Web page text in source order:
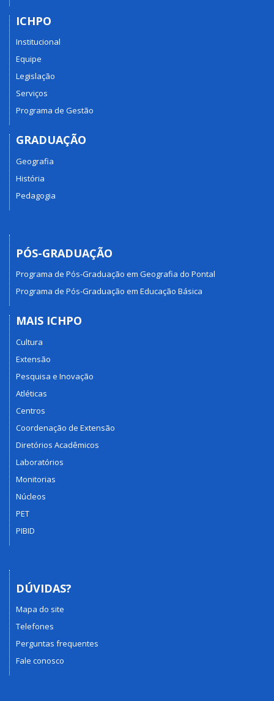
ICHPO
Institucional
Equipe
Legislação
Serviços
Programa de Gestão
GRADUAÇÃO
Geografia
História
Pedagogia
PÓS-GRADUAÇÃO
Programa de Pós-Graduação em Geografia do Pontal
Programa de Pós-Graduação em Educação Básica
MAIS ICHPO
Cultura
Extensão
Pesquisa e Inovação
Atléticas
Centros
Coordenação de Extensão
Diretórios Acadêmicos
Laboratórios
Monitorias
Núcleos
PET
PIBID
DÚVIDAS?
Mapa do site
Telefones
Perguntas frequentes
Fale conosco